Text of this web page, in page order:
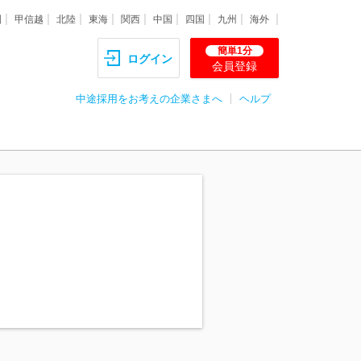
甲信越 北陸 東海 関西 中国 四国 九州 海外
ログイン
簡単1分
会員登録
中途採用をお考えの企業さまへ ヘルプ